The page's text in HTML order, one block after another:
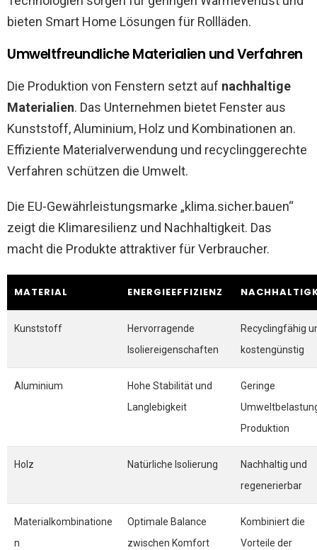
bieten Smart Home Lösungen für Rollläden.
Umweltfreundliche Materialien und Verfahren
Die Produktion von Fenstern setzt auf nachhaltige
Materialien. Das Unternehmen bietet Fenster aus
Kunststoff, Aluminium, Holz und Kombinationen an.
Effiziente Materialverwendung und recyclinggerechte
Verfahren schützen die Umwelt.
Die EU-Gewährleistungsmarke „klima.sicher.bauen“
zeigt die Klimaresilienz und Nachhaltigkeit. Das
macht die Produkte attraktiver für Verbraucher.
MATERIAL ENERGIEEFFIZIENZ
Kunststoff
Hervorragende
Isoliereigenschaften
Recyclingfähig
kostengünstig
Aluminium
Hohe Stabilität und
Langlebigkeit
Geringe
Produktion
Holz Natürliche Isolierung
Nachhaltig und
regenerierbar
Materialkombinatione
n
Optimale Balance
zwischen Komfort
Kombiniert die
Vorteile der